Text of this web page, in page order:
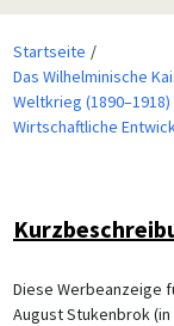
Startseite
Das Wilhelminische
Weltkrieg (1890–1918)
Wirtschaftliche
Diese Werbeanzeige
August Stukenbrok